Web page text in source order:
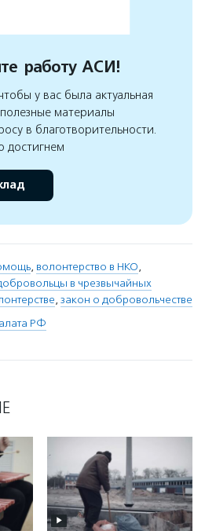
работу АСИ!
у вас была актуальная
материалы
в благотворительности.
достигнем
, волонтерство в НКО,
в чрезвычайных
, закон о добровольчестве
РФ